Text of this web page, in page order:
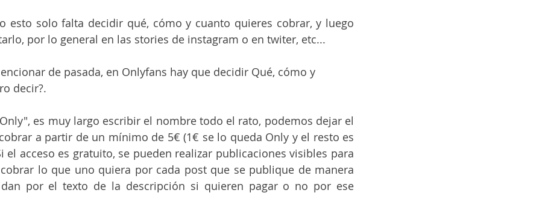
esto solo falta decidir qué, cómo y cuanto quieres cobrar, y luego
por lo general en las stories de instagram o en twiter, etc...
de pasada, en Onlyfans hay que decidir Qué, cómo y
decir?.
es muy largo escribir el nombre todo el rato, podemos dejar el
a partir de un mínimo de 5€ (1€ se lo queda Only y el resto es
el acceso es gratuito, se pueden realizar publicaciones visibles para
lo que uno quiera por cada post que se publique de manera
por el texto de la descripción si quieren pagar o no por ese